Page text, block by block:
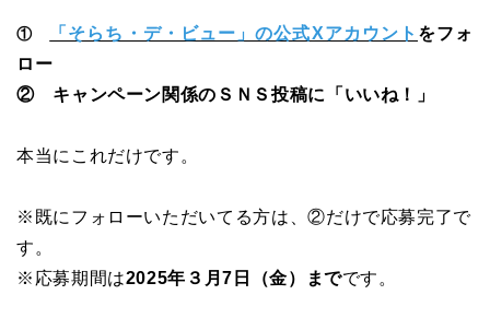
① 「そらち・デ・ビュー」の公式Xアカウント をフォ
ロー
② キャンペーン関係のＳＮＳ投稿に「いいね！」
本当にこれだけです。
※既にフォローいただいてる方は、②だけで応募完了で
す。
※応募期間は2025年３月7日（金）までです。